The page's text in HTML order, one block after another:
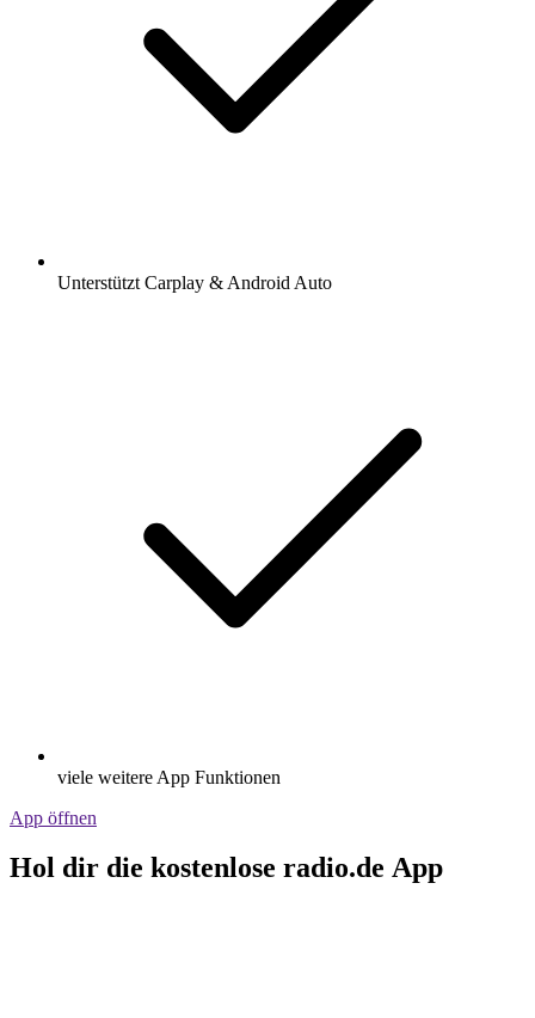
Unterstützt Carplay & Android Auto
viele weitere App Funktionen
App öffnen
Hol dir die kostenlose radio.de App